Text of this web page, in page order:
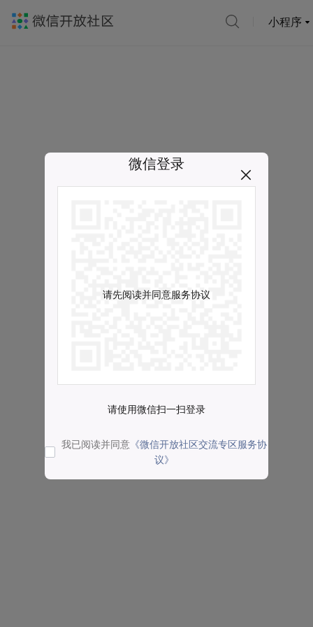
小程序
微信登录
请先阅读并同意服务协议
请使用微信扫一扫登录
我已阅读并同意 《微信开放社区交流专区服务协
议》